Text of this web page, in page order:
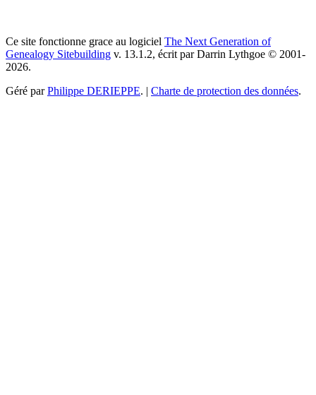
Ce site fonctionne grace au logiciel The Next Generation of
Genealogy Sitebuilding v. 13.1.2, écrit par Darrin Lythgoe © 2001-
2026.
Géré parPhilippe DERIEPPE. | Charte de protection des données.